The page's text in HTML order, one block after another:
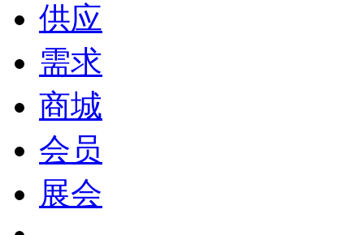
供应
需求
商城
会员
展会